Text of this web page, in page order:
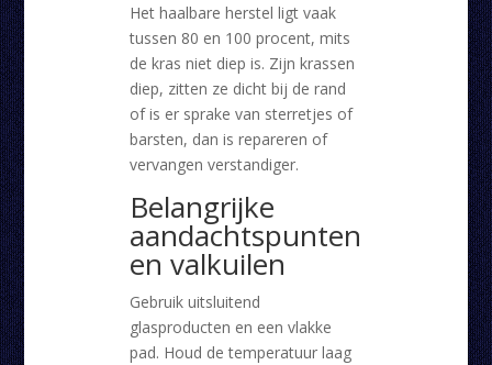
Het haalbare herstel ligt vaak
tussen 80 en 100 procent, mits
de kras niet diep is. Zijn krassen
diep, zitten ze dicht bij de rand
of is er sprake van sterretjes of
barsten, dan is repareren of
vervangen verstandiger.
Belangrijke
aandachtspunten
en valkuilen
Gebruik uitsluitend
glasproducten en een vlakke
pad. Houd de temperatuur laag